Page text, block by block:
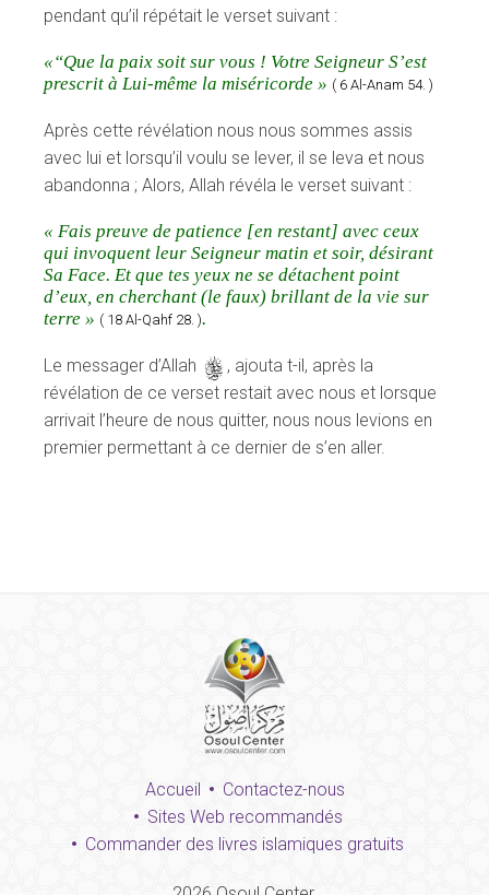
pendant qu’il répétait le verset suivant :
«“Que la paix soit sur vous ! Votre Seigneur S’est
prescrit à Lui-même la miséricorde » ( 6 Al-Anam 54. )
Après cette révélation nous nous sommes assis
avec lui et lorsqu’il voulu se lever, il se leva et nous
abandonna ; Alors, Allah révéla le verset suivant :
« Fais preuve de patience [en restant] avec ceux
qui invoquent leur Seigneur matin et soir, désirant
Sa Face. Et que tes yeux ne se détachent point
d’eux, en cherchant (le faux) brillant de la vie sur
terre » ( 18 Al-Qahf 28. ).
Le messager d’Allah s , ajouta t-il, après la
révélation de ce verset restait avec nous et lorsque
arrivait l’heure de nous quitter, nous nous levions en
premier permettant à ce dernier de s’en aller.
Accueil
Contactez-nous
Sites Web recommandés
Commander des livres islamiques gratuits